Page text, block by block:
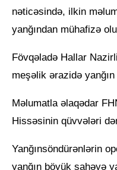
nəticəsində, ilkin
yanğından mühafizə
Fövqəladə Hallar
meşəlik ərazidə
Məlumatla əlaqədar
Hissəsinin qüvvələri
Yanğınsöndürənlərin
yanğın böyük sahəyə